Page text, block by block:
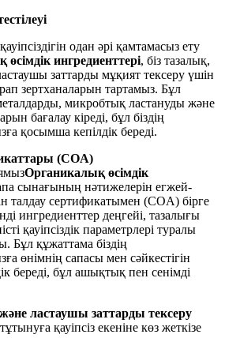
одан әрі қамтамасыз ету
ингредиенттері, біз тазалық,
заттарды мұқият тексеру үшін
зертханаларын тартамыз. Бұл
микробтық ластануды және
бағалау кіреді, бұл біздің
қосымша кепілдік береді.
(COA)
Органикалық өсімдік
сынағының нәтижелерін егжей-
талдау сертификатымен (COA) бірге
ингредиенттер деңгейі, тазалығы
қауіпсіздік параметрлері туралы
Бұл құжаттама біздің
өнімнің сапасы мен сәйкестігін
береді, бұл ашықтық пен сенімді
ластаушы заттарды тексеру
қауіпсіз екеніне көз жеткізе